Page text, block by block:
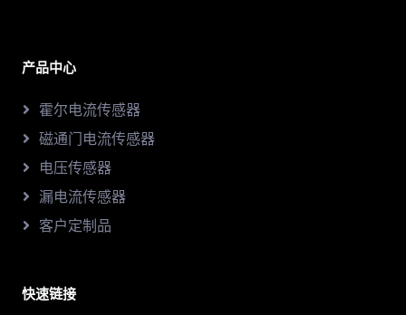
产品中心
霍尔电流传感器
磁通门电流传感器
电压传感器
漏电流传感器
客户定制品
快速链接